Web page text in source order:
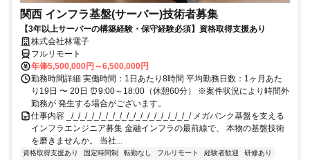
関西 インフラ基盤(サーバー)技術者募集
【3年以上サーバーの構築経験・保守経験必須】資格取得支援あり
株式会社林電子
フルリモート
年俸5,500,000円～6,500,000円
勤務時間詳細 実働時間：1日あたり8時間 平均勤務日数：1ヶ月あた
り19日 〜 20日 ⏰9:00～18:00（休憩60分） ※案件状況により時間外
勤務が 発生する場合がございます。
仕事内容 _/_/_/_/_/_/_/_/_/_/_/_/_/_/_/_/_/_/ メガバンク基盤を支える
インフラエンジニア募集 金融インフラの最前線で、 本物の基盤技術
を磨きませんか。 当社...
資格取得支援あり 固定時間制 転勤なし フルリモート 経験者歓迎
研修あり